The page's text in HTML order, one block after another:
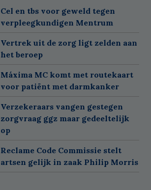
Cel en tbs voor geweld tegen
verpleegkundigen Mentrum
Vertrek uit de zorg ligt zelden aan
het beroep
Máxima MC komt met routekaart
voor patiënt met darmkanker
Verzekeraars vangen gestegen
zorgvraag ggz maar gedeeltelijk
op
Reclame Code Commissie stelt
artsen gelijk in zaak Philip Morris